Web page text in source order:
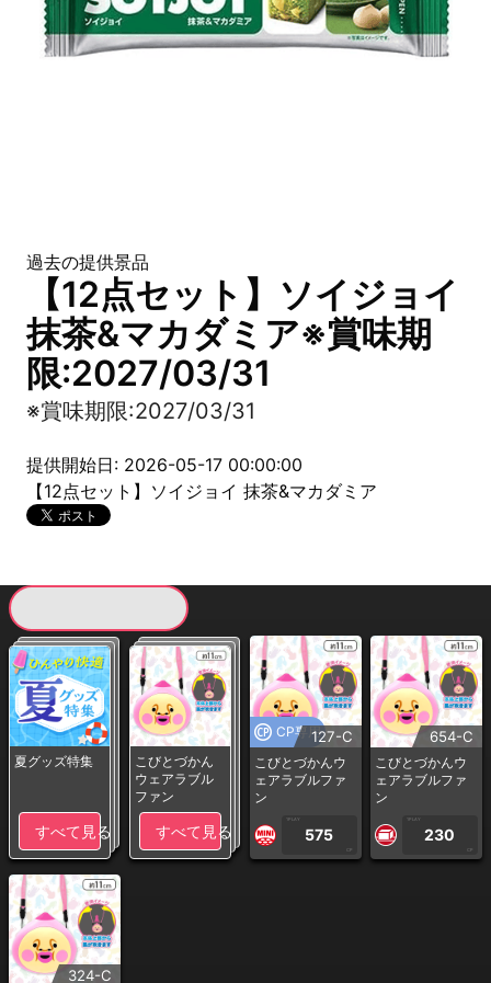
過去の提供景品
【12点セット】ソイジョイ
抹茶&マカダミア※賞味期
限:2027/03/31
※賞味期限:2027/03/31
提供開始日: 2026-05-17 00:00:00
【12点セット】ソイジョイ 抹茶&マカダミア
夏グッズ特集
すべて見る
こびとづかん
ウェアラブル
ファン
すべて見る
CP専用127-C
こびとづかんウ
ェアラブルファ
ン
1PLAY
575
CP
654-C
こびとづかんウ
ェアラブルファ
ン
1PLAY
230
CP
324-C